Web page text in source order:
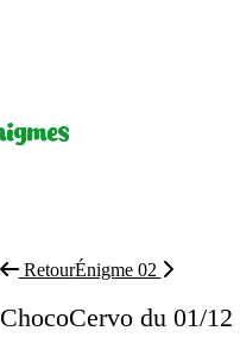
RetourÉnigme 02
ChocoCervo du 01/12